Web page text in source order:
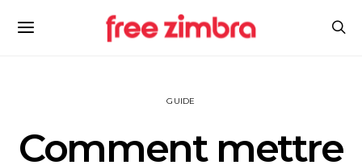
GUIDE
Comment mettre